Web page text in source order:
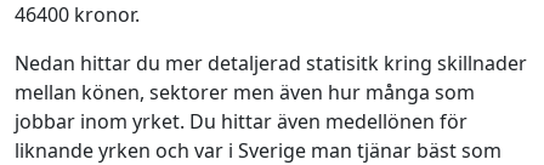
46400 kronor.
Nedan hittar du mer detaljerad statisitk kring skillnader
mellan könen, sektorer men även hur många som
jobbar inom yrket. Du hittar även medellönen för
liknande yrken och var i Sverige man tjänar bäst som